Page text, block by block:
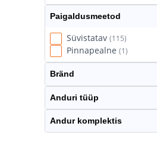
Paigaldusmeetod
Süvistatav (115)
Pinnapealne (1)
Bränd
Anduri tüüp
Andur komplektis